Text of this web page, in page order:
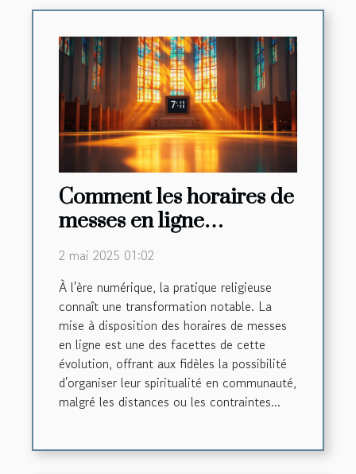
Comment les horaires de
messes en ligne
renforcent la foi
communautaire
2 mai 2025 01:02
À l'ère numérique, la pratique religieuse
connaît une transformation notable. La
mise à disposition des horaires de messes
en ligne est une des facettes de cette
évolution, offrant aux fidèles la possibilité
d'organiser leur spiritualité en communauté,
malgré les distances ou les contraintes...